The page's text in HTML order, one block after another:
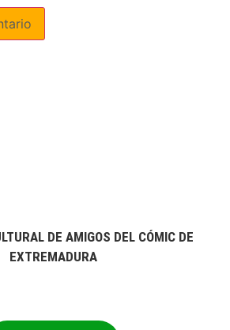
DE AMIGOS DEL CÓMIC DE
EXTREMADURA